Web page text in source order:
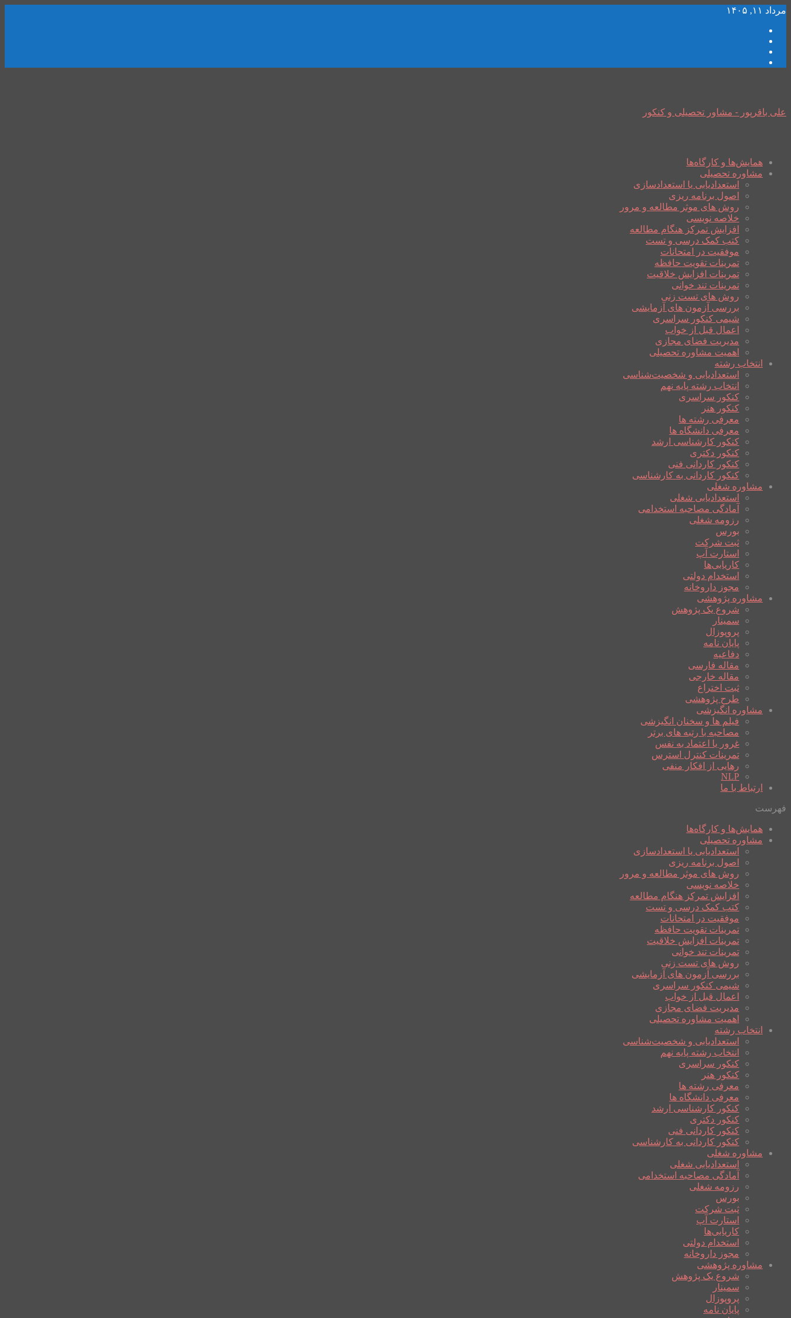
مرداد ۱۱, ۱۴۰۵
علی باقرپور - مشاور تحصیلی و کنکور
همایش‌ها و کارگاه‌ها
مشاوره تحصیلی
استعدادیابی یا استعدادسازی
اصول برنامه ریزی
روش های موثر مطالعه و مرور
خلاصه نویسی
افزایش تمرکز هنگام مطالعه
کتب کمک درسی و تست
موفقیت در امتحانات
تمرینات تقویت حافظه
تمرینات افزایش خلاقیت
تمرینات تند خوانی
روش های تست زنی
بررسی آزمون های آزمایشی
شیمی کنکور سراسری
اعمال قبل از خواب
مدیریت فضای مجازی
اهمیت مشاوره تحصیلی
انتخاب رشته
استعدادیابی و شخصیت‌شناسی
انتخاب رشته پایه نهم
کنکور سراسری
کنکور هنر
معرفی رشته ها
معرفی دانشگاه ها
کنکور کارشناسی ارشد
کنکور دکتری
کنکور کاردانی فنی
کنکور کاردانی به کارشناسی
مشاوره شغلی
استعدادیابی شغلی
آمادگی مصاحبه استخدامی
رزومه شغلی
بورس
ثبت شرکت
استارت آپ
کاریابی‌ها
استخدام دولتی
مجوز داروخانه
مشاوره پژوهشی
شروع یک پژوهش
سمینار
پروپوزال
پایان نامه
دفاعیه
مقاله فارسی
مقاله خارجی
ثبت اختراع
طرح پژوهشی
مشاوره انگیزشی
فیلم ها و سخنان انگیزشی
مصاحبه با رتبه های برتر
غرور یا اعتماد به نفس
تمرینات کنترل استرس
رهایی از افکار منفی
NLP
ارتباط با ما
فهرست
همایش‌ها و کارگاه‌ها
مشاوره تحصیلی
استعدادیابی یا استعدادسازی
اصول برنامه ریزی
روش های موثر مطالعه و مرور
خلاصه نویسی
افزایش تمرکز هنگام مطالعه
کتب کمک درسی و تست
موفقیت در امتحانات
تمرینات تقویت حافظه
تمرینات افزایش خلاقیت
تمرینات تند خوانی
روش های تست زنی
بررسی آزمون های آزمایشی
شیمی کنکور سراسری
اعمال قبل از خواب
مدیریت فضای مجازی
اهمیت مشاوره تحصیلی
انتخاب رشته
استعدادیابی و شخصیت‌شناسی
انتخاب رشته پایه نهم
کنکور سراسری
کنکور هنر
معرفی رشته ها
معرفی دانشگاه ها
کنکور کارشناسی ارشد
کنکور دکتری
کنکور کاردانی فنی
کنکور کاردانی به کارشناسی
مشاوره شغلی
استعدادیابی شغلی
آمادگی مصاحبه استخدامی
رزومه شغلی
بورس
ثبت شرکت
استارت آپ
کاریابی‌ها
استخدام دولتی
مجوز داروخانه
مشاوره پژوهشی
شروع یک پژوهش
سمینار
پروپوزال
پایان نامه